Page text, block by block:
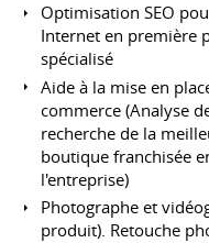
Optimisation SEO
Internet en première
spécialisé
Aide à la mise en
commerce (Analyse
recherche de la
boutique franchisée
l'entreprise)
Photographe et
produit). Retouche